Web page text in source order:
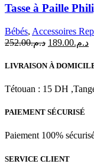
a
Les
options
être
sur
page
Tasse à Paille
Bébés, Accessoires
د.م.252.00
Le
initial
د.م.189.00
Le
LIVRAISON À
Tétouan : 15 DH
PAIEMENT SÉCURISÉ
Paiement 100%
SERVICE CLIENT